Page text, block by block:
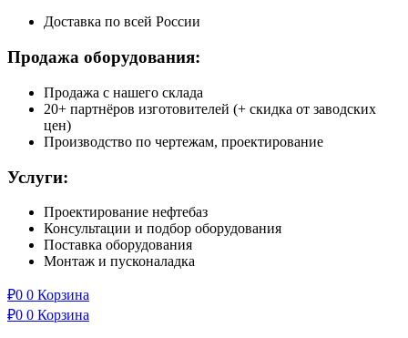
Доставка по всей России
Продажа оборудования:
Продажа с нашего склада
20+ партнёров изготовителей (+ скидка от заводских
цен)
Производство по чертежам, проектирование
Услуги:
Проектирование нефтебаз
Консультации и подбор оборудования
Поставка оборудования
Монтаж и пусконаладка
₽0 0 Корзина
₽0 0 Корзина